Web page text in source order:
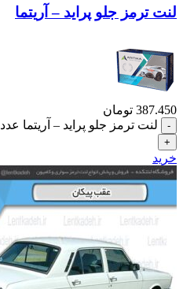
لنت ترمز جلو پراید – آریتما
387.450 تومان
لنت ترمز جلو پراید – آریتما عدد
خرید